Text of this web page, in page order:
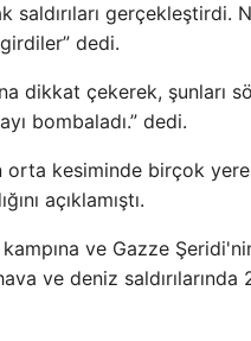
gerçekleştirdi.
dedi.
dikkat çekerek, şunları
bombaladı.” dedi.
kesiminde birçok
açıklamıştı.
ve Gazze
ve deniz